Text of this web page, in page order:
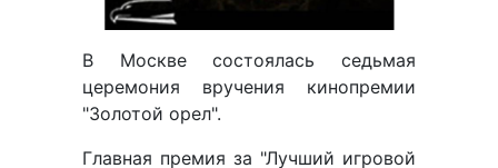
В Москве состоялась седьмая
церемония вручения кинопремии
"Золотой орел".
Главная премия за "Лучший игровой